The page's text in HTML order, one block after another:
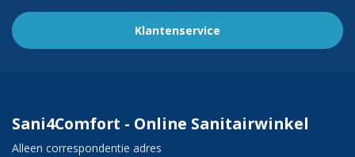
Klantenservice
Sani4Comfort - Online Sanitairwinkel
Alleen correspondentie adres